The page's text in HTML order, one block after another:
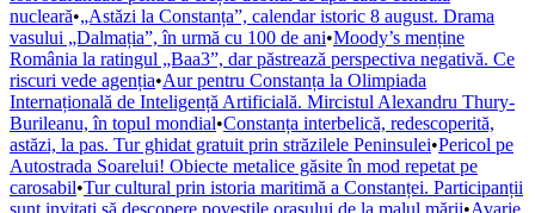
nucleară•„Astăzi la Constanța”, calendar istoric 8 august. Drama
vasului „Dalmația”, în urmă cu 100 de ani•Moody’s menține
România la ratingul „Baa3”, dar păstrează perspectiva negativă. Ce
riscuri vede agenția•Aur pentru Constanța la Olimpiada
Internațională de Inteligență Artificială. Mircistul Alexandru Thury-
Burileanu, în topul mondial•Constanța interbelică, redescoperită,
astăzi, la pas. Tur ghidat gratuit prin străzilele Peninsulei•Pericol pe
Autostrada Soarelui! Obiecte metalice găsite în mod repetat pe
carosabil•Tur cultural prin istoria maritimă a Constanței. Participanții
sunt invitați să descopere poveștile orașului de la malul mării•Avarie